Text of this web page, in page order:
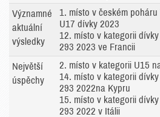
Významné
aktuální
výsledky
1. místo v českém
U17 dívky 2023
12. místo v kategorii
293 2023 ve Francii
Největší
úspěchy
2. místo v kategorii U15
14. místo v kategorii
293 2022na Kypru
15. místo v kategorii
293 2022 v Itálii